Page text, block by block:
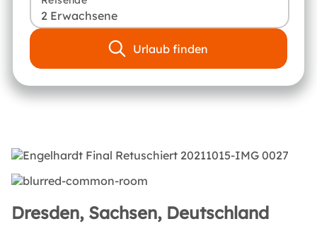
2 Erwachsene
Urlaub finden
Dresden, Sachsen, Deutschland